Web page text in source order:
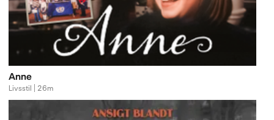
Anne
Livsstil | 26m